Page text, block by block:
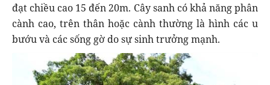
đạt chiều cao 15 đến 20m. Cây sanh có khả năng phân
cành cao, trên thân hoặc cành thường là hình các u
bướu và các sống gờ do sự sinh trưởng mạnh.